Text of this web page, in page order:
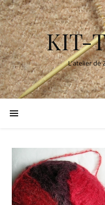
KIT-
L'atelier de